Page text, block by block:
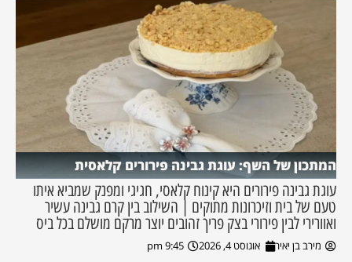
המתכון של השף: עוגת גבינה פירורים קלאסית
עוגת גבינה פירורים היא קינוח קלאסי, חגיגי ומפנק שמביא איתו
טעם של בית וזיכרונות מתוקים | השילוב בין קרם גבינה עשיר
ואוורירי לבין פירורי בצק פריך זהובים יוצר מרקם מושלם בכל ביס
מירב בן יאיר אוגוסט 4, 2026 9:45 pm